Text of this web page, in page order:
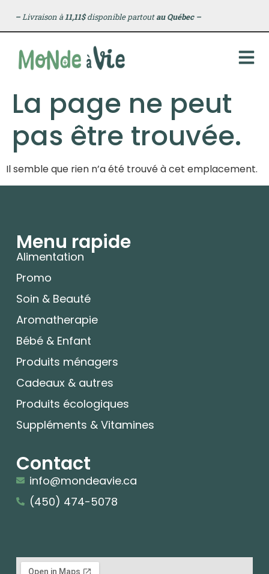
principal
–Livraison à11,11$disponible partoutau Québec –
La page ne peut
pas être trouvée.
Il semble que rien n’a été trouvé à cet emplacement.
Menu rapide
Alimentation
Promo
Soin & Beauté
Aromatherapie
Bébé & Enfant
Produits ménagers
Cadeaux & autres
Produits écologiques
Suppléments & Vitamines
Contact
info@mondeavie.ca
(450) 474-5078